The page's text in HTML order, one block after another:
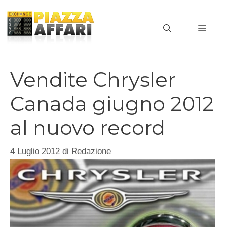
contenuto
Vendite Chrysler
Canada giugno 2012
al nuovo record
4 Luglio 2012 di Redazione